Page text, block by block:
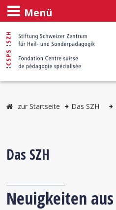
Menü
zur Startseite Das SZH
Das SZH
Neuigkeiten aus